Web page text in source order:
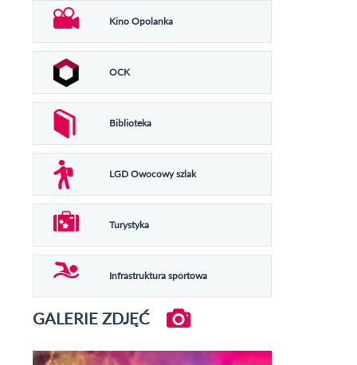
Kino Opolanka
OCK
Biblioteka
LGD Owocowy szlak
Turystyka
Infrastruktura sportowa
GALERIE ZDJĘĆ